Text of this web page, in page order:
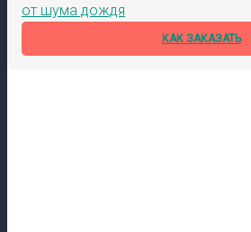
от шума дождя
КАК ЗАКАЗАТЬ